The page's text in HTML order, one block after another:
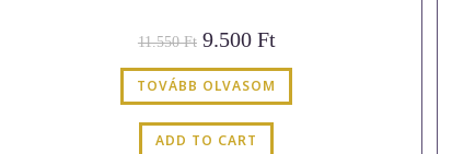
11.550Ft Original
price
was:
11.550 Ft.
9.500 FtCurrent
price
is:
TOVÁBB OLVASOM
ADD TO CART